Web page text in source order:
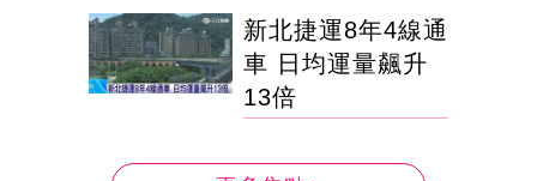
新北捷運8年4線通
車 日均運量飆升
13倍